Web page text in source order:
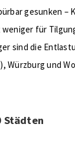
gesunken –
für
sind die
Würzburg und
Städten